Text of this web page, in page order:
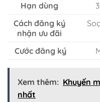
Hạn dùng
Cách đăng ký
nhận ưu đãi
Cước đăng ký
Xem thêm: Khuyến
nhất